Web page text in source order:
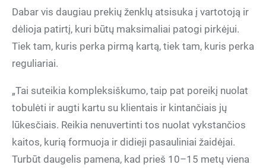
Dabar vis daugiau prekių ženklų atsisuka į vartotoją ir
dėlioja patirtį, kuri būtų maksimaliai patogi pirkėjui.
Tiek tam, kuris perka pirmą kartą, tiek tam, kuris perka
reguliariai.
„Tai suteikia kompleksiškumo, taip pat poreikį nuolat
tobulėti ir augti kartu su klientais ir kintančiais jų
lūkesčiais. Reikia nenuvertinti tos nuolat vykstančios
kaitos, kurią formuoja ir didieji pasauliniai žaidėjai.
Turbūt daugelis pamena, kad prieš 10–15 metų viena